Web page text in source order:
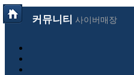
커뮤니티 사이버매장